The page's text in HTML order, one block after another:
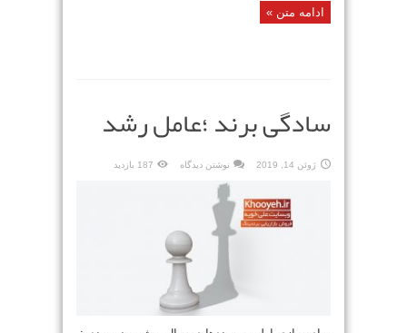
ادامه متن »
سادگی برند ؛عامل رشد
ژوئن 14, 2019 نوشتن دیدگاه 187 بازدید